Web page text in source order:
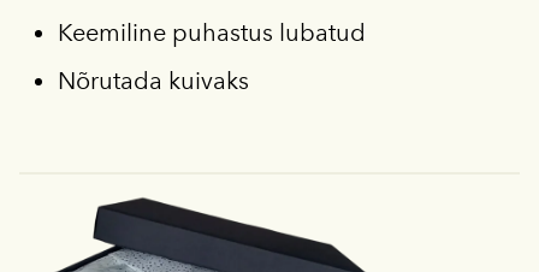
Keemiline puhastus lubatud
Nõrutada kuivaks